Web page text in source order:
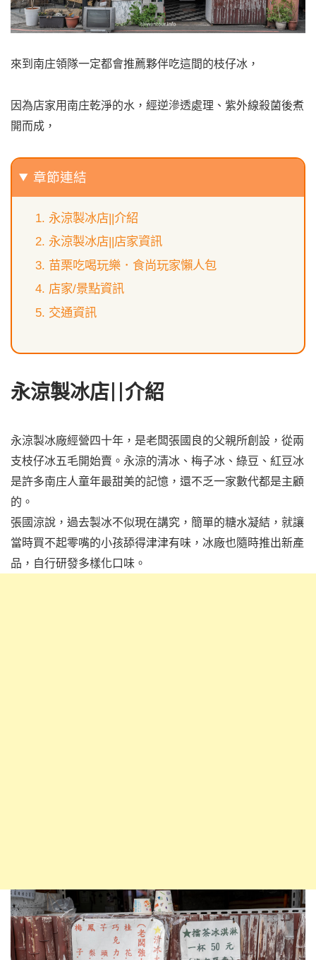
來到南庄領隊一定都會推薦夥伴吃這間的枝仔冰，
因為店家用南庄乾淨的水，經逆滲透處理、紫外線殺菌後煮
開而成，
章節連結
永涼製冰店||介紹
永涼製冰店||店家資訊
苗栗吃喝玩樂．食尚玩家懶人包
店家/景點資訊
交通資訊
永涼製冰店||介紹
永涼製冰廠經營四十年，是老闆張國良的父親所創設，從兩
支枝仔冰五毛開始賣。永涼的清冰、梅子冰、綠豆、紅豆冰
是許多南庄人童年最甜美的記憶，還不乏一家數代都是主顧
的。
張國涼說，過去製冰不似現在講究，簡單的糖水凝結，就讓
當時買不起零嘴的小孩舔得津津有味，冰廠也隨時推出新產
品，自行研發多樣化口味。